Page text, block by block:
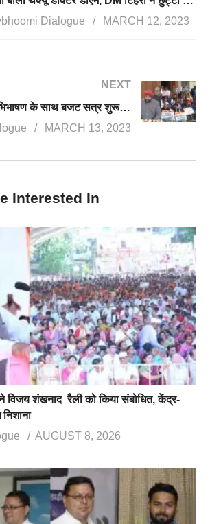
Dialogue
MARCH 12, 2023
NEXT
गैरसैंण में राज्यपाल अभिभाषण के साथ बजट सत्र शुरू, भर्ती घोटालों, अंकिता मामले पर कांग्रेस ने सरकार को घेरा
MARCH 13, 2023
Interested In
विजय शंखनाद रैली को किया संबोधित, केंद्र-
AUGUST 8, 2026